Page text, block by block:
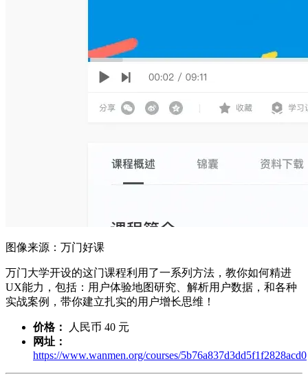
图像来源：万门好课
万门大学开设的这门课程利用了一系列方法，教你如何精进
UX能力，包括：用户体验地图研究、解析用户数据，和各种
实战案例，带你建立扎实的用户增长思维！
价格：
人民币 40 元
网址：
https://www.wanmen.org/courses/5b76a837d3dd5f1f2828acd0